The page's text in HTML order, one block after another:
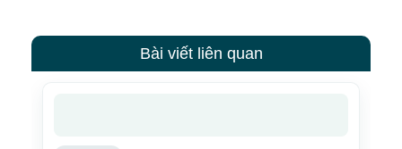
Bài viết liên quan